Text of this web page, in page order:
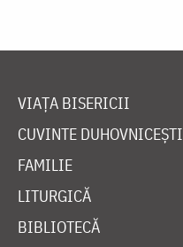
VIAȚA BISERICII
CUVINTE DUHOVNICEȘTI
FAMILIE
LITURGICĂ
BIBLIOTECĂ